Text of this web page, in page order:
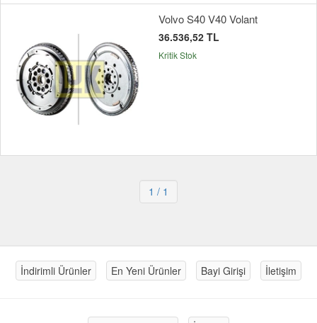
Volvo S40 V40 Volant
36.536,52 TL
Kritik Stok
1 / 1
İndirimli Ürünler En Yeni Ürünler Bayi Girişi İletişim